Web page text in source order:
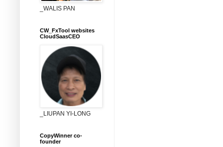
_WALIS PAN
CW_FxTool websites
CloudSaasCEO
_LIUPAN YI-LONG
CopyWinner co-
founder